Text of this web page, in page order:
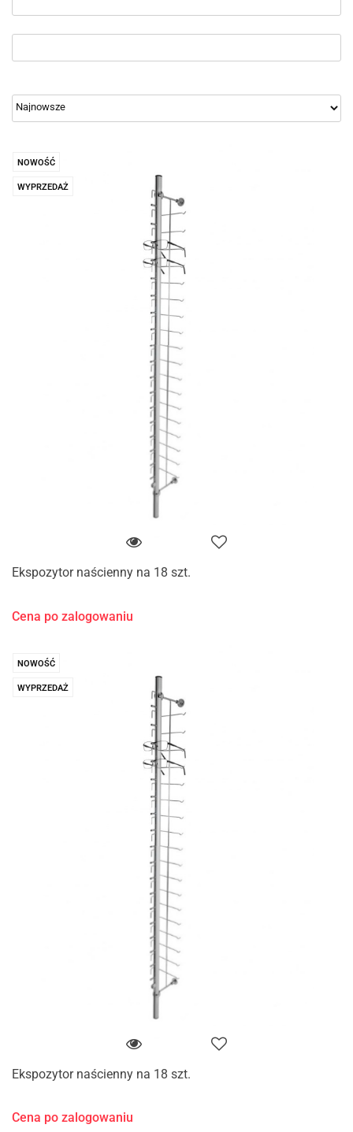
NOWOŚĆ
WYPRZEDAŻ
Ekspozytor naścienny na 18 szt.
Cena po zalogowaniu
NOWOŚĆ
WYPRZEDAŻ
Ekspozytor naścienny na 18 szt.
Cena po zalogowaniu